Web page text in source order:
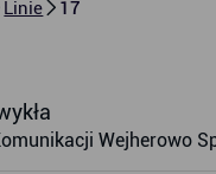
Linie 17
Wejherowo